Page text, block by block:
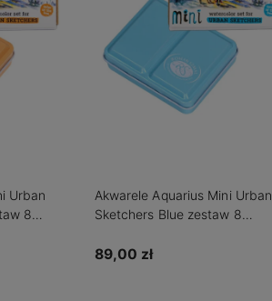
Urban
8
Akwarele Aquarius Mini Urban
Sketchers Blue zestaw 8
89,00 zł